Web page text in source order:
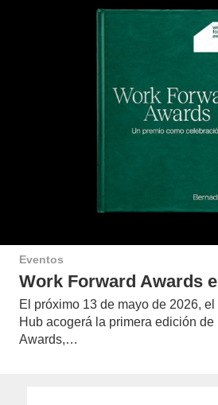
Eventos
Work Forward Awards
El próximo 13 de mayo de 2026,
Hub acogerá la primera edición de
Awards,…